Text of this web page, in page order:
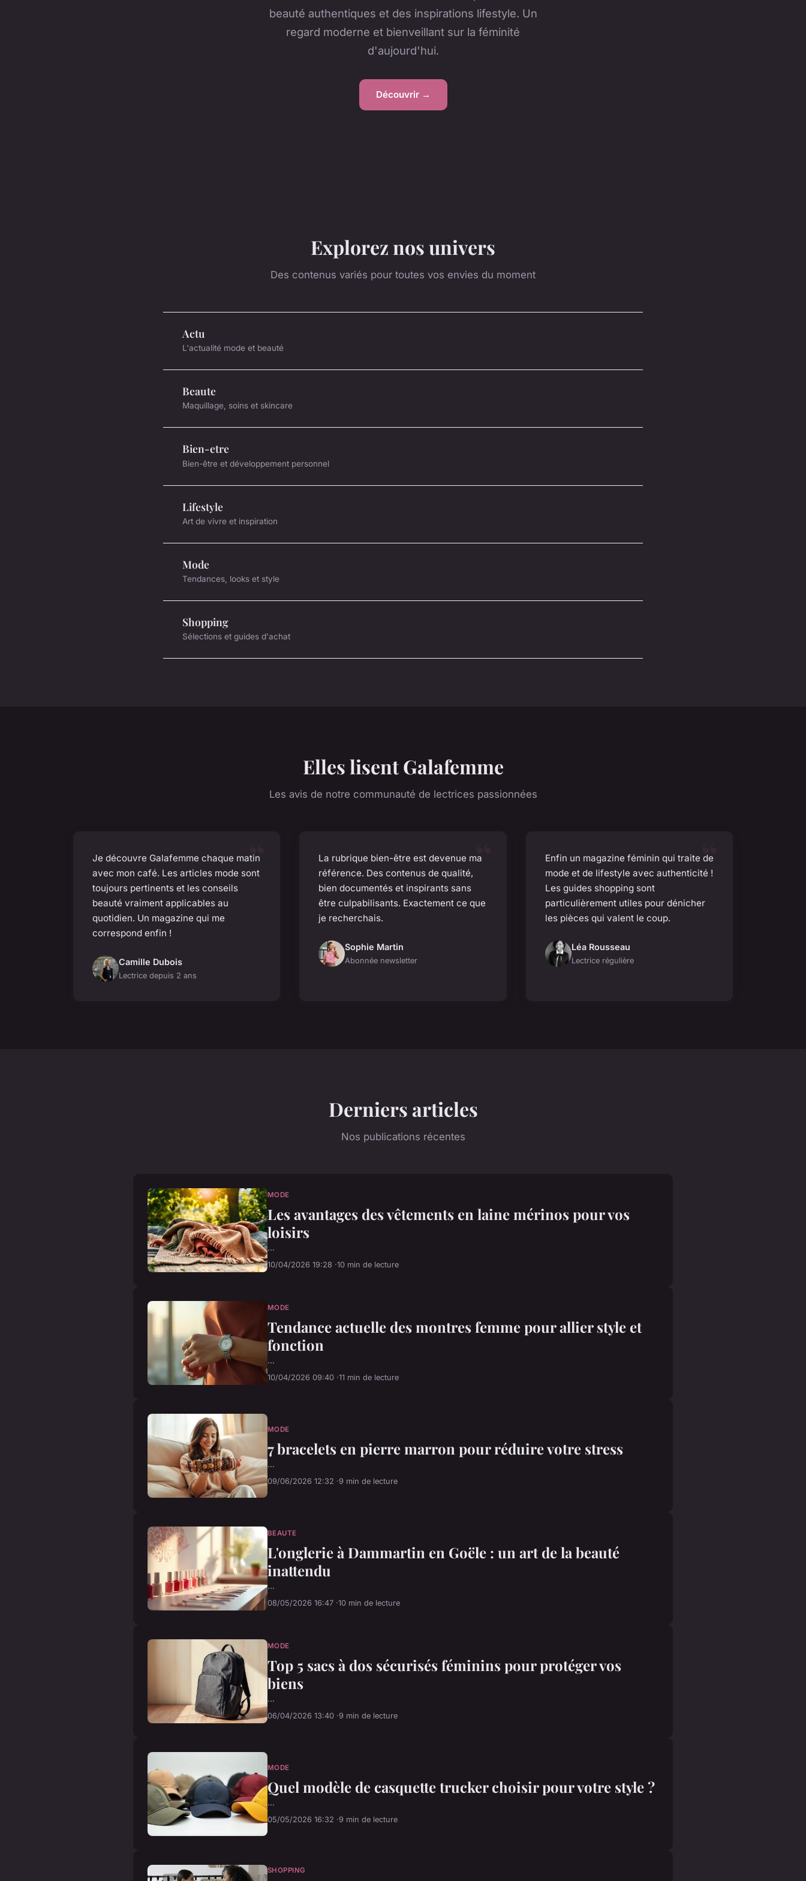
beauté authentiques et des inspirations lifestyle. Un
regard moderne et bienveillant sur la féminité
d'aujourd'hui.
Découvrir →
Explorez nos univers
Des contenus variés pour toutes vos envies du moment
Actu
L'actualité mode et beauté
Beaute
Maquillage, soins et skincare
Bien-etre
Bien-être et développement personnel
Lifestyle
Art de vivre et inspiration
Mode
Tendances, looks et style
Shopping
Sélections et guides d'achat
Elles lisent Galafemme
Les avis de notre communauté de lectrices passionnées
Je découvre Galafemme chaque matin
avec mon café. Les articles mode sont
toujours pertinents et les conseils
beauté vraiment applicables au
quotidien. Un magazine qui me
correspond enfin !
Camille Dubois
Lectrice depuis 2 ans
La rubrique bien-être est devenue ma
référence. Des contenus de qualité,
bien documentés et inspirants sans
être culpabilisants. Exactement ce que
je recherchais.
Sophie Martin
Abonnée newsletter
Enfin un magazine féminin qui traite de
mode et de lifestyle avec authenticité !
Les guides shopping sont
particulièrement utiles pour dénicher
les pièces qui valent le coup.
Léa Rousseau
Lectrice régulière
Derniers articles
Nos publications récentes
MODE
Les avantages des vêtements en laine mérinos pour vos
loisirs
...
10/04/2026 19:28 10 min de lecture
MODE
Tendance actuelle des montres femme pour allier style et
fonction
...
10/04/2026 09:40 11 min de lecture
MODE
7 bracelets en pierre marron pour réduire votre stress
...
09/06/2026 12:32 9 min de lecture
BEAUTE
L'onglerie à Dammartin en Goële : un art de la beauté
inattendu
...
08/05/2026 16:47 10 min de lecture
MODE
Top 5 sacs à dos sécurisés féminins pour protéger vos
biens
...
06/04/2026 13:40 9 min de lecture
MODE
Quel modèle de casquette trucker choisir pour votre style ?
...
05/05/2026 16:32 9 min de lecture
SHOPPING